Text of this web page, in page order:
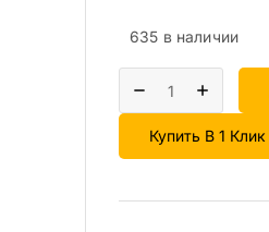
635 в наличии
Купить В 1 Клик